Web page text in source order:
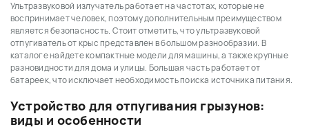
Ультразвуковой излучатель работает на частотах, которые не
воспринимает человек, поэтому дополнительным преимуществом
является безопасность. Стоит отметить, что ультразвуковой
отпугиватель от крыс представлен в большом разнообразии. В
каталоге найдете компактные модели для машины, а также крупные
разновидности для дома и улицы. Большая часть работает от
батареек, что исключает необходимость поиска источника питания.
Устройство для отпугивания грызунов:
виды и особенности